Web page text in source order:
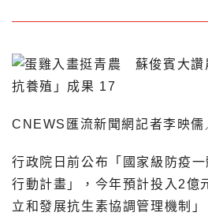
CNEWS匯流新聞網記者李映儒
行政院日前公布「國家級防疫
行動計畫」，今年預計投入2億
立和發展抗生素協調管理機制